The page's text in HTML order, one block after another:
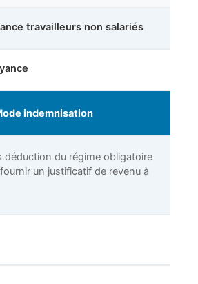
travailleurs non salariés
indemnisation
déduction du régime obligatoire
un justificatif de revenu à